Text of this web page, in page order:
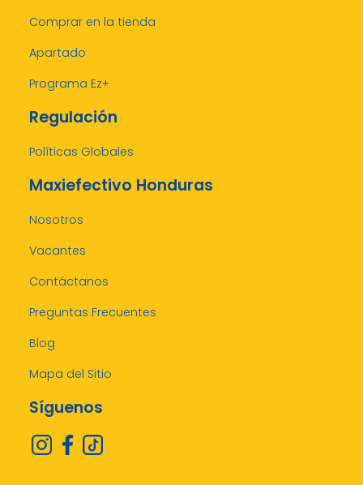
Comprar en la tienda
Apartado
Programa Ez+
Regulación
Políticas Globales
Maxiefectivo Honduras
Nosotros
Vacantes
Contáctanos
Preguntas Frecuentes
Blog
Mapa del Sitio
Síguenos